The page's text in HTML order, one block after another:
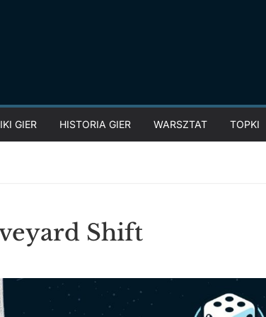
GIER HISTORIA GIER WARSZTAT TOPKI
Shift